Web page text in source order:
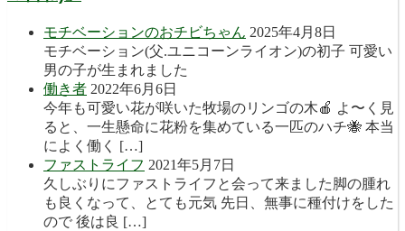
モチベーションのおチビちゃん 2025年4月8日
モチベーション(父.ユニコーンライオン)の初子 可愛い
男の子が生まれました
働き者 2022年6月6日
今年も可愛い花が咲いた牧場のリンゴの木🍎 よ〜く見
ると、一生懸命に花粉を集めている一匹のハチ🐝 本当
によく働く […]
ファストライフ 2021年5月7日
久しぶりにファストライフと会って来ました脚の腫れ
も良くなって、とても元気 先日、無事に種付けをした
ので 後は良 […]